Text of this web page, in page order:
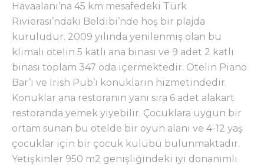
Havaalanı’na 45 km mesafedeki Türk
Rivierası’ndaki Beldibi’nde hoş bir plajda
kuruludur. 2009 yılında yenilenmiş olan bu
klimalı otelin 5 katlı ana binası ve 9 adet 2 katlı
binası toplam 347 oda içermektedir. Otelin Piano
Bar’ı ve Irish Pub’ı konukların hizmetindedir.
Konuklar ana restoranın yanı sıra 6 adet alakart
restoranda yemek yiyebilir. Çocuklara uygun bir
ortam sunan bu otelde bir oyun alanı ve 4-12 yaş
çocuklar için bir çocuk kulübü bulunmaktadır.
Yetişkinler 950 m2 genişliğindeki iyi donanımlı